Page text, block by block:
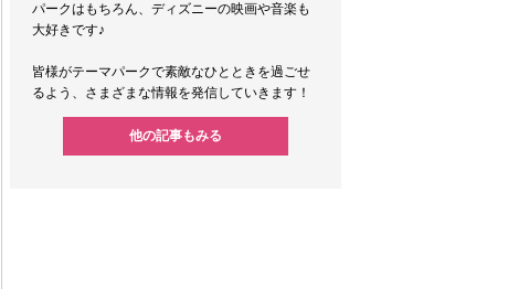
パークはもちろん、ディズニーの映画や音楽も
大好きです♪
皆様がテーマパークで素敵なひとときを過ごせ
るよう、さまざまな情報を発信していきます！
他の記事もみる